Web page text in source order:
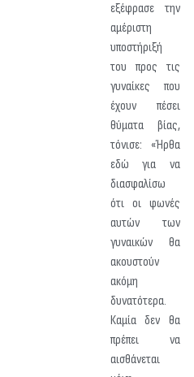
εξέφρασε την
αμέριστη
υποστήριξή
του προς τις
γυναίκες που
έχουν πέσει
θύματα βίας,
τόνισε: «Ήρθα
εδώ για να
διασφαλίσω
ότι οι φωνές
αυτών των
γυναικών θα
ακουστούν
ακόμη
δυνατότερα.
Καμία δεν θα
πρέπει να
αισθάνεται